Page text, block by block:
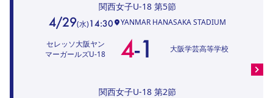
関西女子U-18 第5節
4/29(水)14:30 YANMAR HANASAKA STADIUM
セレッソ大阪ヤン
マーガールズU-18
4-1 大阪学芸高等学校
関西女子U-18 第2節